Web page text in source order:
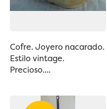
Cofre. Joyero nacarado.
Estilo vintage.
Precioso....